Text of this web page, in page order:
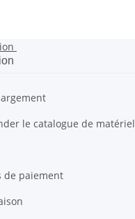
le catalogue de matériel
de paiement